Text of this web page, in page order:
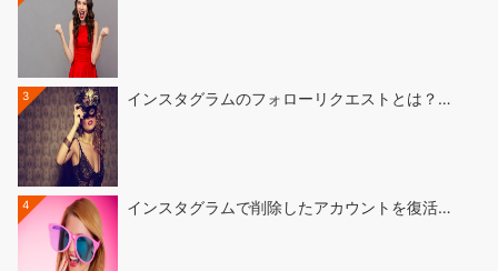
3 インスタグラムのフォローリクエストとは？…
4 インスタグラムで削除したアカウントを復活…